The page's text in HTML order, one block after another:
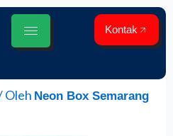
Kontak
Oleh Neon Box Semarang